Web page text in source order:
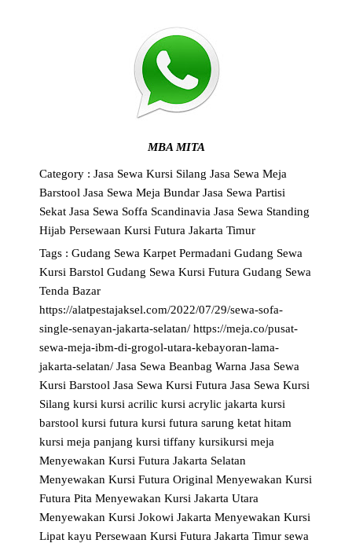
MBA MITA
Category : Jasa Sewa Kursi SilangJasa Sewa Meja
BarstoolJasa Sewa Meja BundarJasa Sewa Partisi
SekatJasa Sewa Soffa ScandinaviaJasa Sewa Standing
HijabPersewaan Kursi Futura Jakarta Timur
Tags : Gudang Sewa Karpet PermadaniGudang Sewa
Kursi BarstolGudang Sewa Kursi FuturaGudang Sewa
Tenda Bazar
https://alatpestajaksel.com/2022/07/29/sewa-sofa-
single-senayan-jakarta-selatan/https://meja.co/pusat-
sewa-meja-ibm-di-grogol-utara-kebayoran-lama-
jakarta-selatan/Jasa Sewa Beanbag WarnaJasa Sewa
Kursi BarstoolJasa Sewa Kursi FuturaJasa Sewa Kursi
Silangkursikursi acrilickursi acrylic jakartakursi
barstoolkursi futurakursi futura sarung ketat hitam
kursi meja panjangkursi tiffanykursikursimeja
Menyewakan Kursi Futura Jakarta Selatan
Menyewakan Kursi Futura OriginalMenyewakan Kursi
Futura PitaMenyewakan Kursi Jakarta Utara
Menyewakan Kursi Jokowi JakartaMenyewakan Kursi
Lipat kayuPersewaan Kursi Futura Jakarta Timursewa